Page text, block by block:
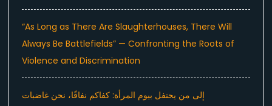
“As Long as There Are Slaughterhouses, There Will
Always Be Battlefields” — Confronting the Roots of
Violence and Discrimination
إلى من يحتفل بيوم المرأة: كفاكم نفاقًا، نحن غاضبات